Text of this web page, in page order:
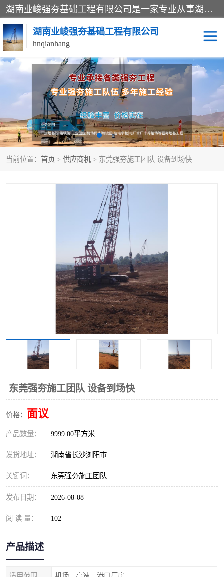
湖南业峻强夯基础工程有限公司是一家专业从事湖南强夯基础工程、强夯机租赁，地基处理的施工单位。业务覆盖：湖南、广东，江西等地。可承接1000KN.m-25000KN.m强夯（置换）工程。公司创始人是国内较早期从事强夯施工的建设者，经过多年的一步一个脚印的发展，在行业内具有较高的度和良好的口碑。
湖南业峻强夯基础工程有限公司
hnqianhang
当前位置： 首页 > 供应商机 > 东莞强夯施工团队 设备到场快
东莞强夯施工团队 设备到场快
价格： 面议
产品数量： 9999.00平方米
发货地址： 湖南省长沙浏阳市
关键词： 东莞强夯施工团队
发布日期： 2026-08-08
阅 读 量： 102
产品描述
强夯施工案例 强夯机租赁
强夯施工工程 强夯施工队伍
强夯队伍